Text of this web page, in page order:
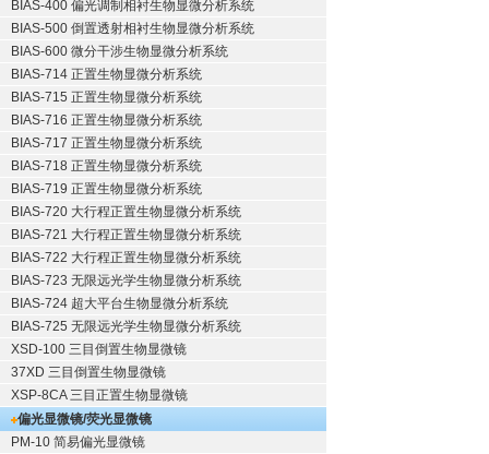
BIAS-400 偏光调制相衬生物显微分析系统
BIAS-500 倒置透射相衬生物显微分析系统
BIAS-600 微分干涉生物显微分析系统
BIAS-714 正置生物显微分析系统
BIAS-715 正置生物显微分析系统
BIAS-716 正置生物显微分析系统
BIAS-717 正置生物显微分析系统
BIAS-718 正置生物显微分析系统
BIAS-719 正置生物显微分析系统
BIAS-720 大行程正置生物显微分析系统
BIAS-721 大行程正置生物显微分析系统
BIAS-722 大行程正置生物显微分析系统
BIAS-723 无限远光学生物显微分析系统
BIAS-724 超大平台生物显微分析系统
BIAS-725 无限远光学生物显微分析系统
XSD-100 三目倒置生物显微镜
37XD 三目倒置生物显微镜
XSP-8CA 三目正置生物显微镜
偏光显微镜/荧光显微镜
PM-10 简易偏光显微镜